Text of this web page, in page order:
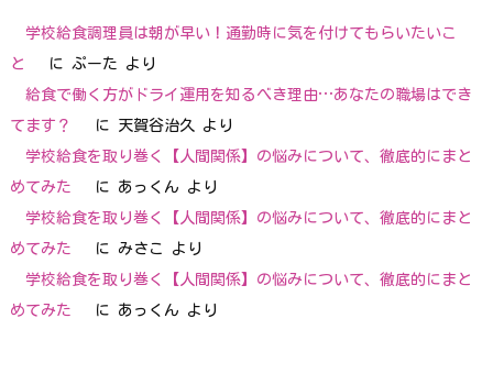
学校給食調理員は朝が早い！通勤時に気を付けてもらいたいこ
と
に ぷーた より
給食で働く方がドライ運用を知るべき理由…あなたの職場はでき
てます？
に 天賀谷治久 より
学校給食を取り巻く【人間関係】の悩みについて、徹底的にまと
めてみた
に あっくん より
学校給食を取り巻く【人間関係】の悩みについて、徹底的にまと
めてみた
に みさこ
より
学校給食を取り巻く【人間関係】の悩みについて、徹底的にまと
めてみた
に あっくん より